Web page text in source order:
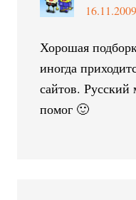
Хорошая
иногда
сайтов. Русский
помог 🙂